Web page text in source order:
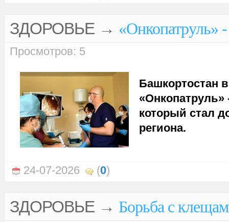
ЗДОРОВЬЕ→ «Онкопатруль»
Просмотров: 5
Башкортостан
«Онкопатруль»
который стал
региона.
24-07-2026 (0)
ЗДОРОВЬЕ→ Борьба с